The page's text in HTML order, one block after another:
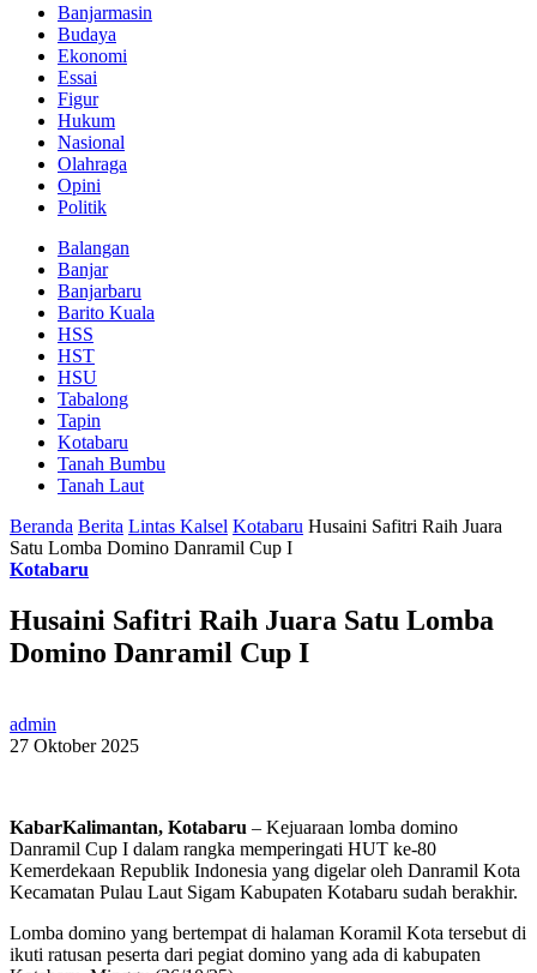
Banjarmasin
Budaya
Ekonomi
Essai
Figur
Hukum
Nasional
Olahraga
Opini
Politik
Balangan
Banjar
Banjarbaru
Barito Kuala
HSS
HST
HSU
Tabalong
Tapin
Kotabaru
Tanah Bumbu
Tanah Laut
Beranda Berita Lintas Kalsel Kotabaru Husaini Safitri Raih Juara
Satu Lomba Domino Danramil Cup I
Kotabaru
Husaini Safitri Raih Juara Satu Lomba
Domino Danramil Cup I
admin
27 Oktober 2025
KabarKalimantan, Kotabaru – Kejuaraan lomba domino
Danramil Cup I dalam rangka memperingati HUT ke-80
Kemerdekaan Republik Indonesia yang digelar oleh Danramil Kota
Kecamatan Pulau Laut Sigam Kabupaten Kotabaru sudah berakhir.
Lomba domino yang bertempat di halaman Koramil Kota tersebut di
ikuti ratusan peserta dari pegiat domino yang ada di kabupaten